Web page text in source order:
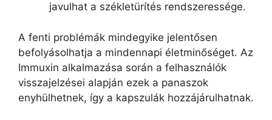
javulhat a székletürítés rendszeressége.
A fenti problémák mindegyike jelentősen
befolyásolhatja a mindennapi életminőséget. Az
Immuxin alkalmazása során a felhasználók
visszajelzései alapján ezek a panaszok
enyhülhetnek, így a kapszulák hozzájárulhatnak.